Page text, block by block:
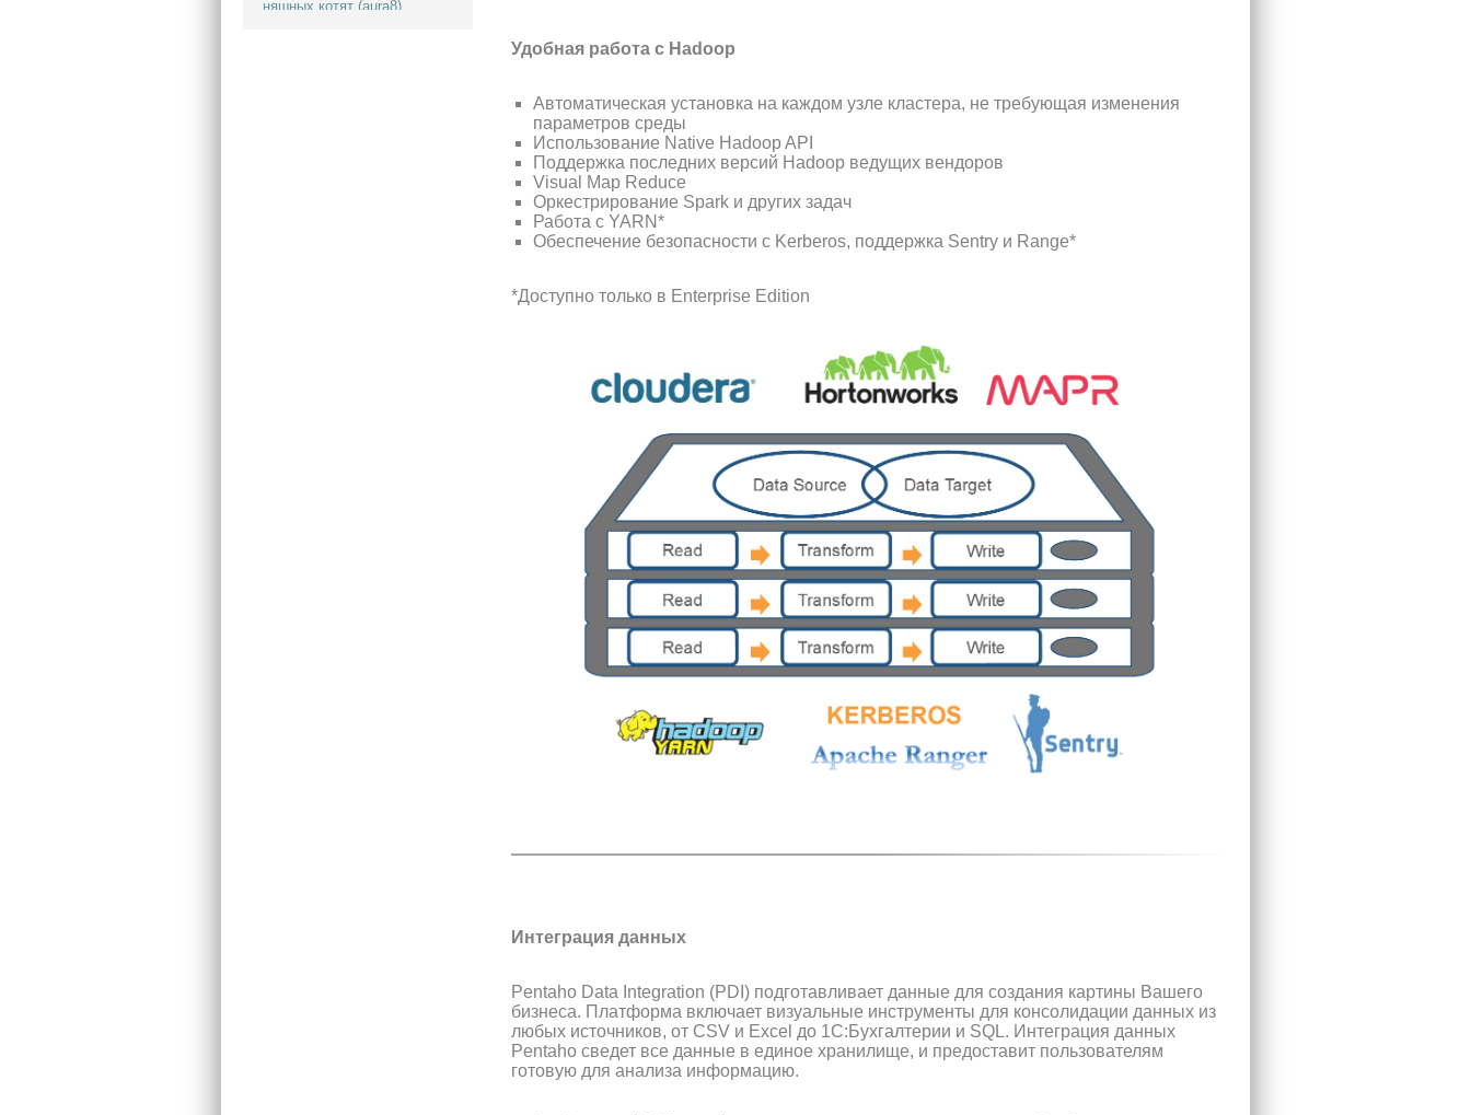
Удобная работа с Hadoop
Автоматическая установка на каждом узле кластера, не требующая изменения
параметров среды
Использование Native Hadoop API
Поддержка последних версий Hadoop ведущих вендоров
Visual Map Reduce
Оркестрирование Spark и других задач
Работа с YARN*
Обеспечение безопасности с Kerberos, поддержка Sentry и Range*
*Доступно только в Enterprise Edition
Интеграция данных
Pentaho Data Integration (PDI) подготавливает данные для создания картины Вашего
бизнеса. Платформа включает визуальные инструменты для консолидации данных из
любых источников, от CSV и Excel до 1C:Бухгалтерии и SQL. Интеграция данных
Pentaho сведет все данные в единое хранилище, и предоставит пользователям
готовую для анализа информацию.